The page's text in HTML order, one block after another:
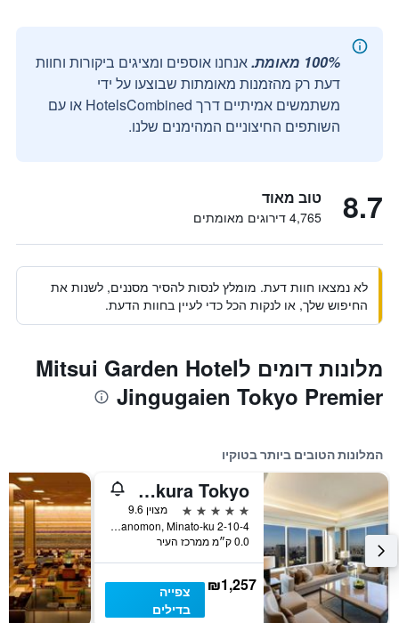
100% מאומת.
אנחנו אוספים ומציגים ביקורות וחוות
דעת רק מהזמנות מאומתות שבוצעו על ידי
משתמשים אמיתיים דרך HotelsCombined או עם
השותפים החיצוניים המהימנים שלנו.
8.7 טוב מאוד
4,765 דירוגים מאומתים
לא נמצאו חוות דעת. מומלץ לנסות להסיר מסננים, לשנות את
החיפוש שלך, או לנקות הכל כדי לעיין בחוות הדעת.
מלונות דומים לMitsui Garden Hotel
Jingugaien Tokyo Premier
המלונות הטובים ביותר בטוקיו
The Okura Tokyo
5 כוכבים
מצוין 9.6
2-10-4 Toranomon, Minato-ku, טוקיו, יפן
0.0 ק״מ ממרכז העיר
₪1,257
צפייה
בדילים